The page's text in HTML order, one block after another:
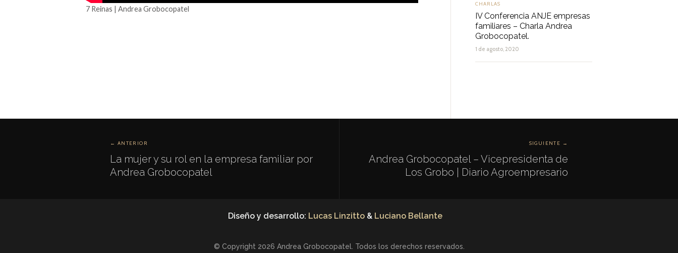
7 Reinas | Andrea Grobocopatel
CHARLAS
IV Conferencia ANJE empresas
familiares – Charla Andrea
Grobocopatel.
1 de agosto, 2020
← ANTERIOR
La mujer y su rol en la empresa familiar por
Andrea Grobocopatel
SIGUIENTE →
Andrea Grobocopatel – Vicepresidenta de
Los Grobo | Diario Agroempresario
Diseño y desarrollo: Lucas Linzitto & Luciano Bellante
© Copyright 2026 Andrea Grobocopatel. Todos los derechos reservados.